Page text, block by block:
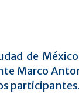
de
Marco